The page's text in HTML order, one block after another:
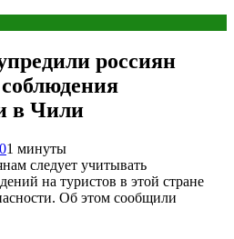
россиян
в Чили
01 минуты
следует учитывать
на туристов в этой стране
Об этом сообщили